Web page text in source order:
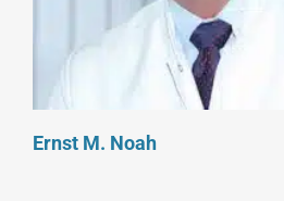
Ernst M. Noah